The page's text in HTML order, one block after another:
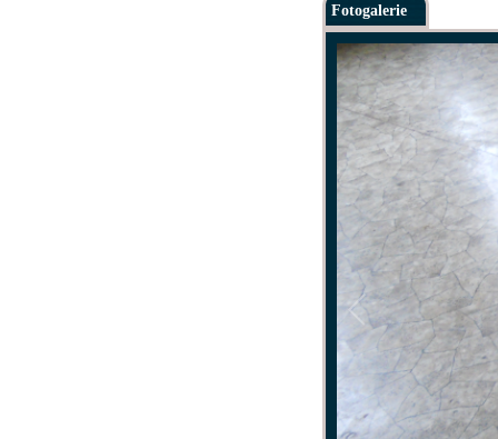
Fotogalerie